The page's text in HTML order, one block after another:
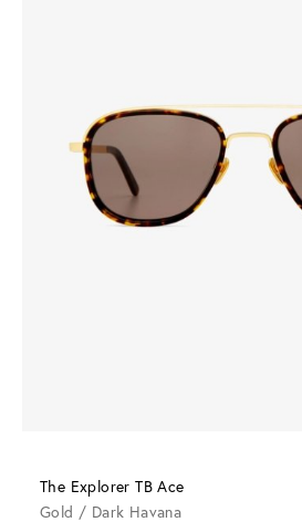
The Explorer TB Ace
Gold / Dark Havana